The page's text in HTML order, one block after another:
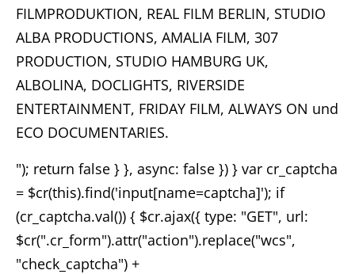
FILMPRODUKTION, REAL FILM BERLIN, STUDIO
ALBA PRODUCTIONS, AMALIA FILM, 307
PRODUCTION, STUDIO HAMBURG UK,
ALBOLINA, DOCLIGHTS, RIVERSIDE
ENTERTAINMENT, FRIDAY FILM, ALWAYS ON und
ECO DOCUMENTARIES.
"); return false } }, async: false }) } var cr_captcha
= $cr(this).find('input[name=captcha]'); if
(cr_captcha.val()) { $cr.ajax({ type: "GET", url:
$cr(".cr_form").attr("action").replace("wcs",
"check_captcha") +
Home
Unternehmen